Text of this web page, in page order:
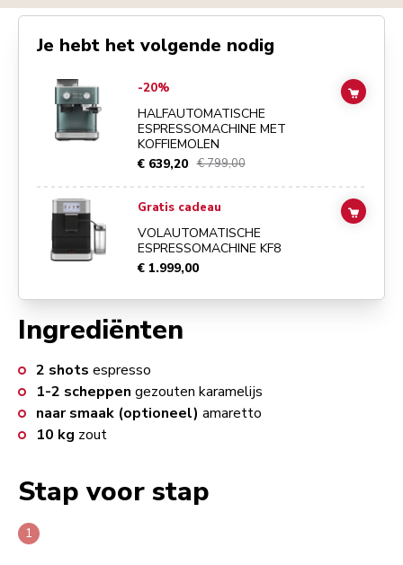
Ingrediënten
2 shots espresso
1-2 scheppen gezouten karamelijs
naar smaak (optioneel) amaretto
10 kg zout
Stap voor stap
Je hebt het volgende nodig
Go toHalfautomatische espressomachine met koffiemolendetails
-20%
HALFAUTOMATISCHE
ESPRESSOMACHINE MET
KOFFIEMOLEN
€ 639,20 € 799,00
ADD
Go toVolautomatische espressomachine KF8 details page
Gratis cadeau
VOLAUTOMATISCHE
ESPRESSOMACHINE KF8
€ 1.999,00
ADD